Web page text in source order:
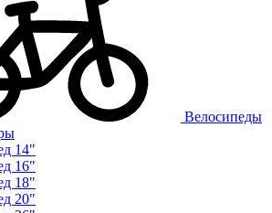
Велосипеды
14"
16"
18"
20"